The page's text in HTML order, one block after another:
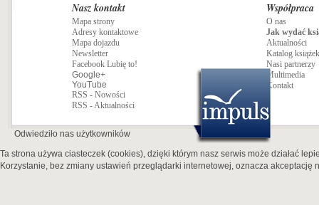
Nasz kontakt
Mapa strony
Adresy kontaktowe
Mapa dojazdu
Newsletter
Facebook Lubię to!
Google+
YouTube
RSS - Nowości
RSS - Aktualności
Współpraca
O nas
Jak wydać
Aktualności
Katalog książek
Nasi partnerzy
Multimedia
Kontakt
Odwiedziło nas użytkowników
Ta strona używa ciasteczek (cookies), dzięki którym nasz serwis może działać
Korzystanie, bez zmiany ustawień przeglądarki internetowej, oznacza akceptację